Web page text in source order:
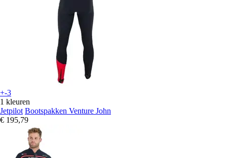
+-3
1 kleuren
Jetpilot Bootspakken Venture John
€ 195,79